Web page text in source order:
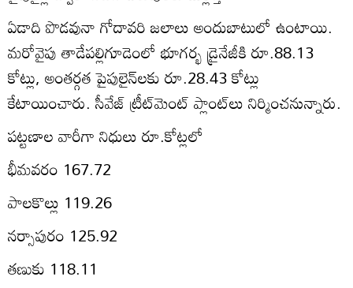
ఏడాది పొడవునా గోదావరి జలాలు అందుబాటులో ఉంటాయి.
మరోవైపు తాడేపల్లిగూడెంలో భూగర్భ డ్రైనేజీకి రూ.88.13
కోట్లు, అంతర్గత పైపులైన్‌లకు రూ.28.43 కోట్లు
కేటాయించారు. సీవేజ్‌ ట్రీట్‌మెంట్‌ ప్లాంట్‌లు నిర్మించనున్నారు.
పట్టణాల వారీగా నిధులు రూ.కోట్లలో
భీమవరం 167.72
పాలకొల్లు 119.26
నర్సాపురం 125.92
తణుకు 118.11